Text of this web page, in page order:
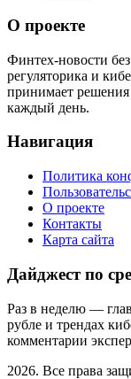
О проекте
Финтех-новости
регуляторика и
принимает
каждый день.
Навигация
Политика
О проекте
Контакты
Карта сайта
Дайджест по
Раз в неделю —
рубле и трендах
комментарии
2026. Все права